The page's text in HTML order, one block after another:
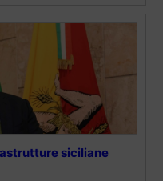
siciliane